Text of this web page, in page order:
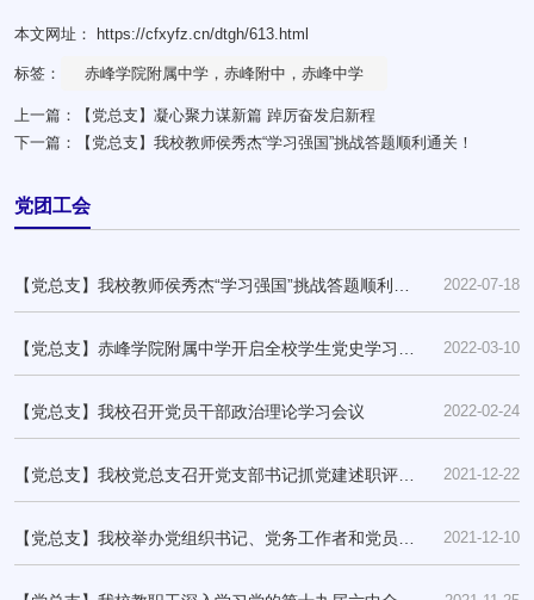
本文网址： https://cfxyfz.cn/dtgh/613.html
标签： 赤峰学院附属中学，赤峰附中，赤峰中学
上一篇：
【党总支】凝心聚力谋新篇 踔厉奋发启新程
下一篇：
【党总支】我校教师侯秀杰“学习强国”挑战答题顺利通关！
党团工会
2022-07-18
【党总支】我校教师侯秀杰“学习强国”挑战答题顺利通
关！
2022-03-10
【党总支】赤峰学院附属中学开启全校学生党史学习教
育“大思政”
2022-02-24
【党总支】我校召开党员干部政治理论学习会议
2021-12-22
【党总支】我校党总支召开党支部书记抓党建述职评议
考核会议
2021-12-10
【党总支】我校举办党组织书记、党务工作者和党员培
训班